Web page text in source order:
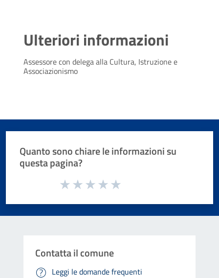
Ulteriori informazioni
Assessore con delega alla Cultura, Istruzione e
Associazionismo
Quanto sono chiare le informazioni su
questa pagina?
Valuta da 1 a 5 stelle la pagina
Contatta il comune
Leggi le domande frequenti